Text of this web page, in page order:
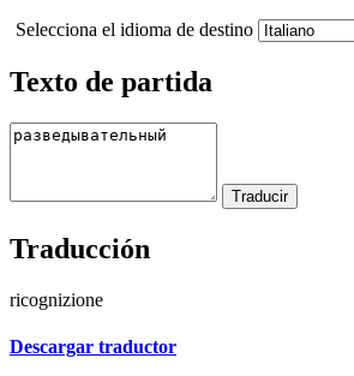
Selecciona el idioma de destino
Texto de partida
Traducción
ricognizione
Descargar traductor